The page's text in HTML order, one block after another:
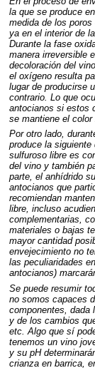
la que se produce
medida de los
ya en el interior de
Durante la fase
manera irreversible
decoloración del
el oxígeno resulta
lugar de producirse
contrario. Lo que
antocianos si estos
se mantiene el color
Por otro lado,
produce la
sulfuroso libre es
del vino y también
parte, el anhídrido
antocianos que
recomiendan
libre, incluso
complementarias,
materiales o bajas
mayor cantidad
envejecimiento no
las peculiaridades
antocianos)
Se puede resumir
no somos capaces
componentes, dada
y de los cambios
etc. Algo que sí
tenemos un vino
y su pH
crianza en barrica,